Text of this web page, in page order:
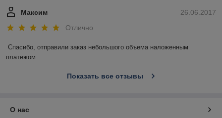
26.06.2017
Максим
Отлично
Спасибо, отправили заказ небольшого объема наложенным
платежом.
Показать все отзывы
О нас